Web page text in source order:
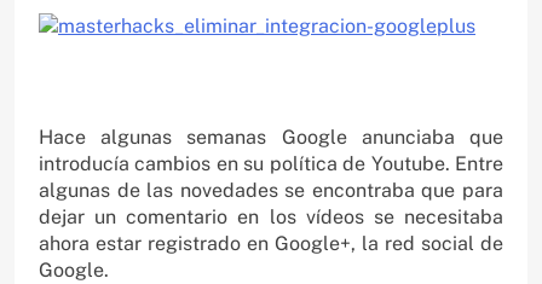
Hace algunas semanas Google anunciaba que
introducía cambios en su política de Youtube. Entre
algunas de las novedades se encontraba que para
dejar un comentario en los vídeos se necesitaba
ahora estar registrado en Google+, la red social de
Google.